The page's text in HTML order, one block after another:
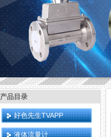
产品目录
好色先生TVAPP
液体流量计